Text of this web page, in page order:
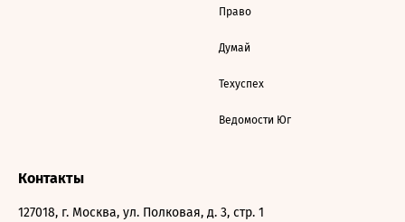
Право
Думай
Техуспех
Ведомости Юг
Контакты
127018, г. Москва, ул. Полковая, д. 3, стр. 1